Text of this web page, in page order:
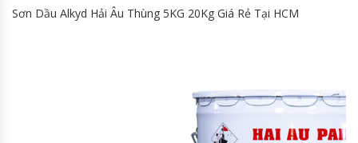
Sơn Dầu Alkyd Hải Âu Thùng 5KG 20Kg Giá Rẻ Tại HCM